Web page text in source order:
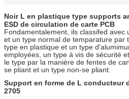
Noir L en plastique type supports
ESD de circulation de carte PCB
Fondamentalement, ils classifed
et un type normal de temparature par
type en plastique et un type
employées, un type à vis de sécurité
le type par la manière de fentes de
se pliant et un type non-se pliant.
Support en forme de L conducteur
2705